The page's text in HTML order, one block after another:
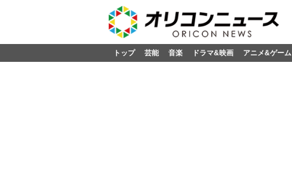
トップ 芸能 音楽 ドラマ&映画 アニメ&ゲーム